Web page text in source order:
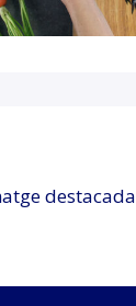
destacada